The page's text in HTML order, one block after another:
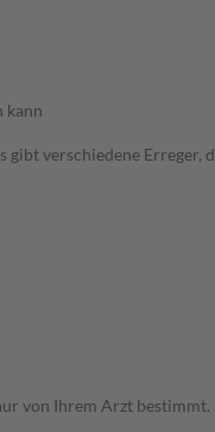
kann
verschiedene
von Ihrem Arzt bestimmt.